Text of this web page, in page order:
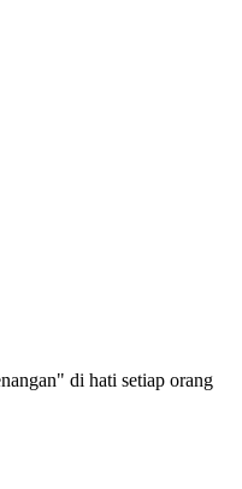
di hati setiap orang